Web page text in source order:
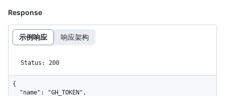
Response
示例响应 响应架构
Status: 200
{